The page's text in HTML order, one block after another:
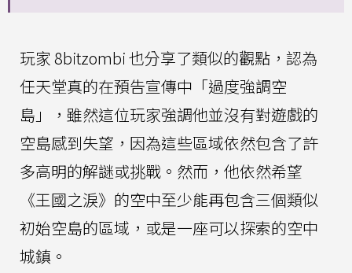
玩家 8bitzombi 也分享了類似的觀點，認為
任天堂真的在預告宣傳中「過度強調空
島」，雖然這位玩家強調他並沒有對遊戲的
空島感到失望，因為這些區域依然包含了許
多高明的解謎或挑戰。然而，他依然希望
《王國之淚》的空中至少能再包含三個類似
初始空島的區域，或是一座可以探索的空中
城鎮。